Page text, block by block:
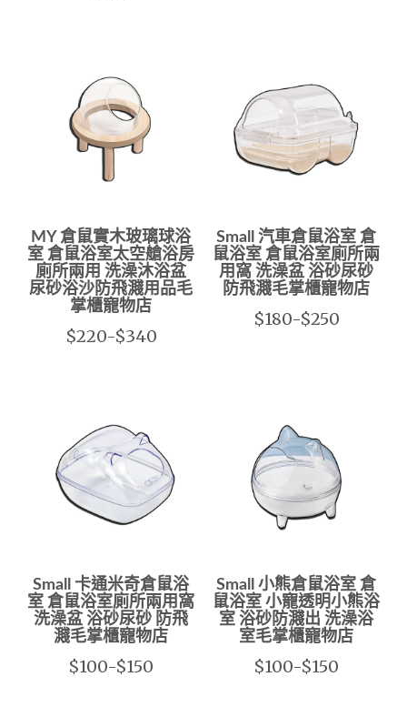
MY 倉鼠實木玻璃球浴
室 倉鼠浴室太空艙浴房
廁所兩用 洗澡沐浴盆
尿砂浴沙防飛濺用品毛
掌櫃寵物店
$220-$340
Small 汽車倉鼠浴室 倉
鼠浴室 倉鼠浴室廁所兩
用窩 洗澡盆 浴砂尿砂
防飛濺毛掌櫃寵物店
$180-$250
Small 卡通米奇倉鼠浴
室 倉鼠浴室廁所兩用窩
洗澡盆 浴砂尿砂 防飛
濺毛掌櫃寵物店
$100-$150
Small 小熊倉鼠浴室 倉
鼠浴室 小寵透明小熊浴
室 浴砂防濺出 洗澡浴
室毛掌櫃寵物店
$100-$150